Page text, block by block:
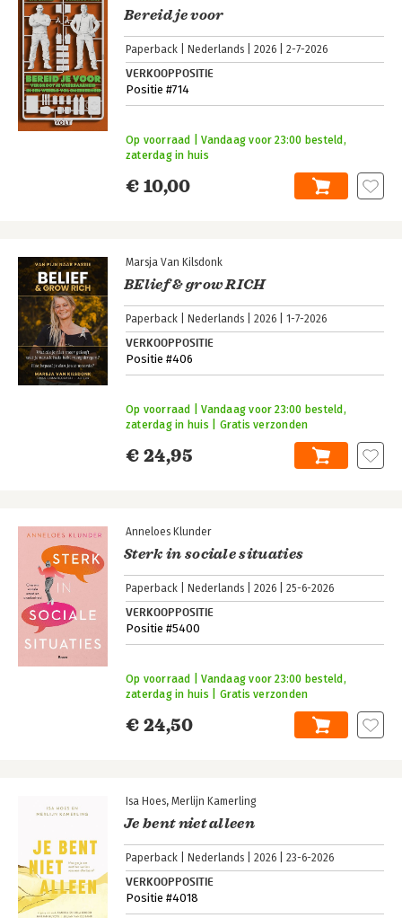
Bereid je voor
Paperback Nederlands 2026 2-7-2026
VERKOOPPOSITIE
Positie #714
€ 10,00
Op voorraad | Vandaag voor 23:00 besteld,
zaterdag in huis
Marsja Van Kilsdonk
BElief & grow RICH
Paperback Nederlands 2026 1-7-2026
VERKOOPPOSITIE
Positie #406
€ 24,95
Op voorraad | Vandaag voor 23:00 besteld,
zaterdag in huis | Gratis verzonden
Anneloes Klunder
Sterk in sociale situaties
Paperback Nederlands 2026 25-6-2026
VERKOOPPOSITIE
Positie #5400
€ 24,50
Op voorraad | Vandaag voor 23:00 besteld,
zaterdag in huis | Gratis verzonden
Isa Hoes Merlijn Kamerling
Je bent niet alleen
Paperback Nederlands 2026 23-6-2026
VERKOOPPOSITIE
Positie #4018